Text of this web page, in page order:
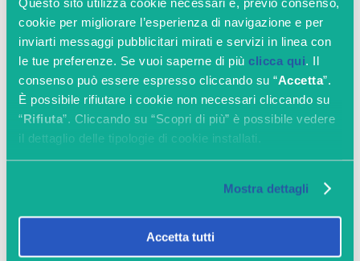
cookie per migliorare l’esperienza di navigazione e per
inviarti messaggi pubblicitari mirati e servizi in linea con
le tue preferenze. Se vuoi saperne di più clicca qui . Il
consenso può essere espresso cliccando su “Accetta”.
È possibile rifiutare i cookie non necessari cliccando su
“Rifiuta”. Cliccando su “Scopri di più” è possibile vedere
il dettaglio delle tipologie di cookie installati.
Mostra dettagli
Accetta tutti
Stile di Gestione della Rabbia
Stile di Controllo
Stile degli Interessi
Stile Relazionale
Stile delle Attività
Stile del Carattere